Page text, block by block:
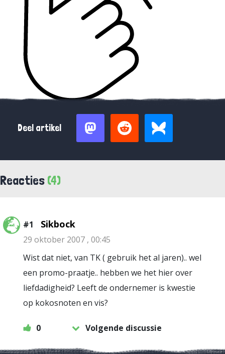
Deel artikel
Reacties (4)
#1 Sikbock
29 oktober 2007 , 00:45
Wist dat niet, van TK ( gebruik het al jaren).. wel
een promo-praatje.. hebben we het hier over
liefdadigheid? Leeft de ondernemer is kwestie
op kokosnoten en vis?
0 Volgende discussie